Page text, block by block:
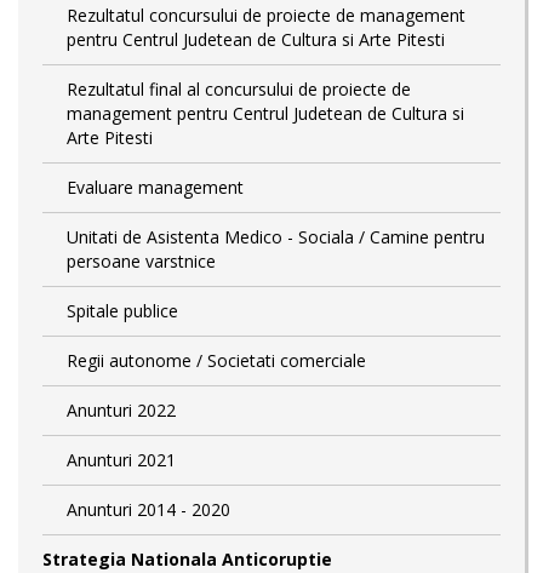
Rezultatul concursului de proiecte de management
pentru Centrul Judetean de Cultura si Arte Pitesti
Rezultatul final al concursului de proiecte de
management pentru Centrul Judetean de Cultura si
Arte Pitesti
Evaluare management
Unitati de Asistenta Medico - Sociala / Camine pentru
persoane varstnice
Spitale publice
Regii autonome / Societati comerciale
Anunturi 2022
Anunturi 2021
Anunturi 2014 - 2020
Strategia Nationala Anticoruptie